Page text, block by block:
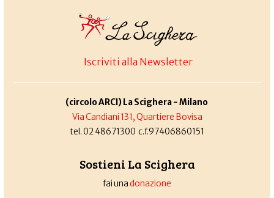
Iscriviti alla Newsletter
(circolo ARCI) La Scighera - Milano
Via Candiani 131, Quartiere Bovisa
tel. 02 48671300 c.f.97406860151
Sostieni La Scighera
fai unadonazione